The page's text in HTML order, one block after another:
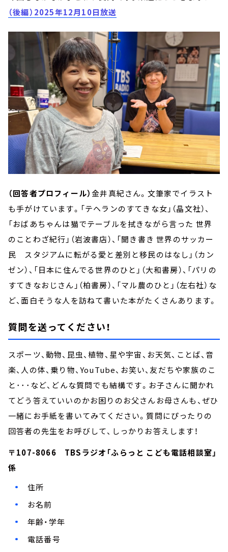
（後編）2025年12月10日放送
（回答者プロフィール）金井真紀さん。文筆家でイラスト
も手がけています。「テヘランのすてきな女」（晶文社）、
「おばあちゃんは猫でテーブルを拭きながら言った 世界
のことわざ紀行」（岩波書店）、「聞き書き 世界のサッカー
民 スタジアムに転がる愛と差別と移民のはなし」（カン
ゼン）、「日本に住んでる世界のひと」（大和書房）、「パリの
すてきなおじさん」（柏書房）、「マル農のひと」（左右社）な
ど、面白そうな人を訪ねて書いた本がたくさんあります。
質問を送ってください！
スポーツ、動物、昆虫、植物、星や宇宙、お天気、ことば、音
楽、人の体、乗り物、YouTube、お笑い、友だちや家族のこ
と･･･など、どんな質問でも結構です。お子さんに聞かれ
てどう答えていいのかお困りのお父さんお母さんも、ぜひ
一緒にお手紙を書いてみてください。質問にぴったりの
回答者の先生をお呼びして、しっかりお答えします！
〒107-8066 TBSラジオ「ふらっと こども電話相談室」
係
住所
お名前
年齢・学年
電話番号